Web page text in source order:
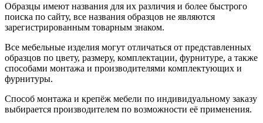
Образцы имеют названия для их различия и более быстрого
поиска по сайту, все названия образцов не являются
зарегистрированным товарным знаком.
Все мебельные изделия могут отличаться от представленных
образцов по цвету, размеру, комплектации, фурнитуре, а также
способами монтажа и производителями комплектующих и
фурнитуры.
Способ монтажа и крепёж мебели по индивидуальному заказу
выбирается производителем по возможности её применения.